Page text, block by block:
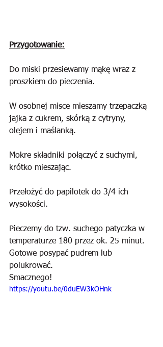
Przygotowanie:
Do miski przesiewamy mąkę wraz z
proszkiem do pieczenia.
W osobnej misce mieszamy trzepaczką
jajka z cukrem, skórką z cytryny,
olejem i maślanką.
Mokre składniki połączyć z suchymi,
krótko mieszając.
Przełożyć do papilotek do 3/4 ich
wysokości.
Pieczemy do tzw. suchego patyczka w
temperaturze 180 przez ok. 25 minut.
Gotowe posypać pudrem lub
polukrować.
Smacznego!
https://youtu.be/0duEW3kOHnk